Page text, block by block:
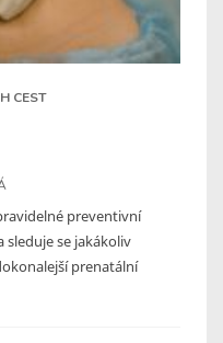
CEST
preventivní
se jakákoliv
prenatální